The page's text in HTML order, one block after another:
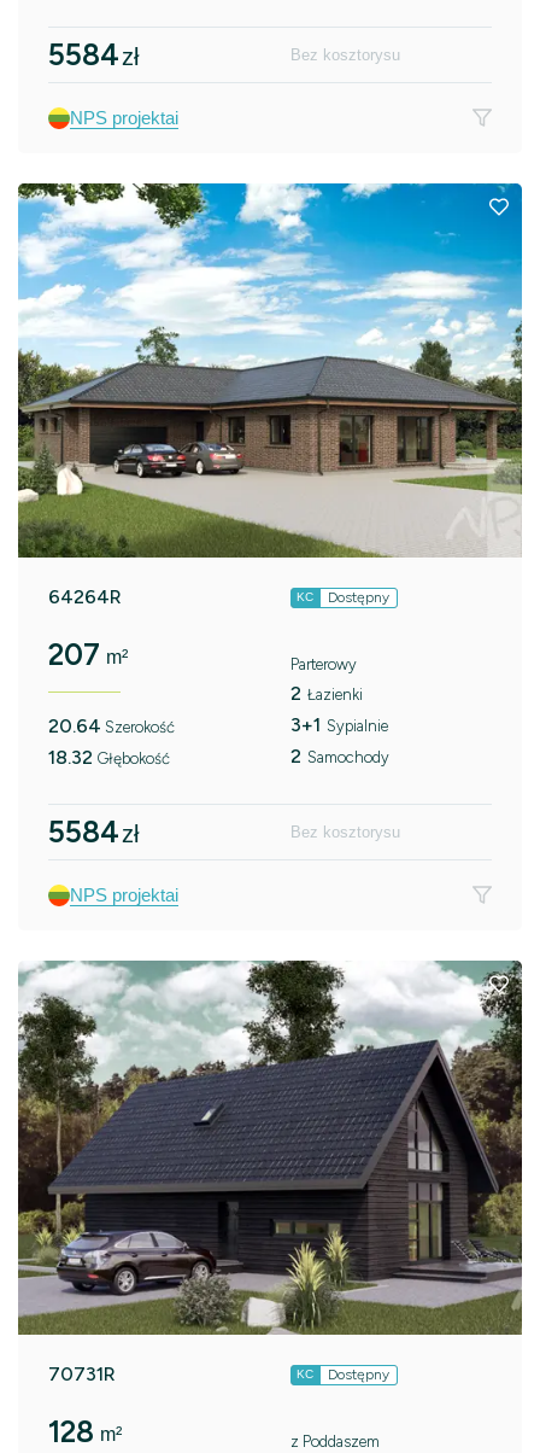
5584zł Bez kosztorysu
NPS projektai
64264R KC Dostępny
207 m²
20.64 Szerokość
18.32 Głębokość
Parterowy
2 Łazienki
3+1 Sypialnie
2 Samochody
5584zł Bez kosztorysu
NPS projektai
70731R KC Dostępny
128 m² z Poddaszem